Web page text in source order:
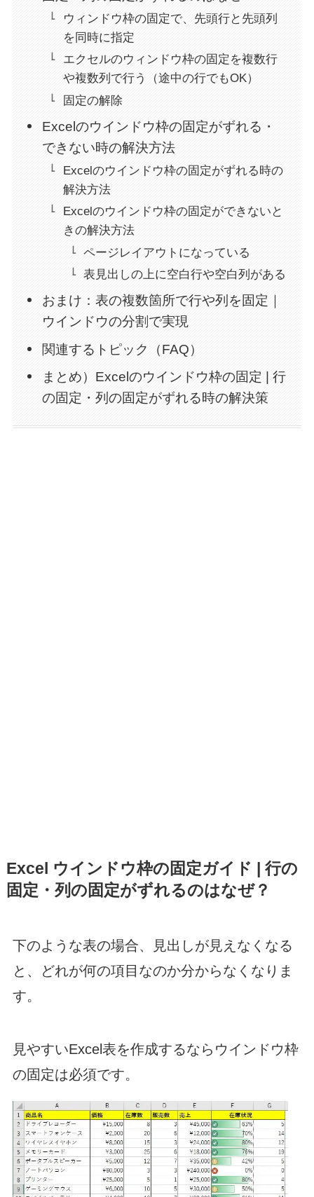
ウィンドウ枠の固定で、先頭行と先頭列
を同時に指定
エクセルのウィンドウ枠の固定を複数行
や複数列で行う（途中の行でもOK）
固定の解除
Excelのウインドウ枠の固定がずれる・
できない時の解決方法
Excelのウインドウ枠の固定がずれる時の
解決方法
Excelのウインドウ枠の固定ができないと
きの解決方法
ページレイアウトになっている
表見出しの上に空白行や空白列がある
おまけ：表の複数箇所で行や列を固定｜
ウインドウの分割で実現
関連するトピック（FAQ）
まとめ）Excelのウインドウ枠の固定 | 行
の固定・列の固定がずれる時の解決策
Excel ウインドウ枠の固定ガイド | 行の
固定・列の固定がずれるのはなぜ？
下のような表の場合、見出しが見えなくなる
と、どれが何の項目なのか分からなくなりま
す。
見やすいExcel表を作成するならウインドウ枠
の固定は必須です。